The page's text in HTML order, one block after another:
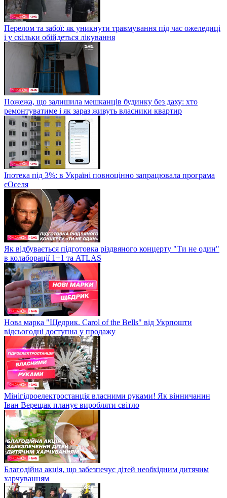
Перелом та забої: як уникнути травмування під час ожеледиці
і у скільки обійдеться лікування
Пожежа, що залишила мешканців будинку без даху: хто
ремонтуватиме і як зараз живуть власники квартир
Іпотека під 3%: в Україні повноцінно запрацювала програма
єОселя
Як відбувається підготовка різдвяного концерту "Ти не один"
в колаборації 1+1 та ATLAS
Нова марка "Щедрик. Carol of the Bells" від Укрпошти
відсьогодні доступна у продажу
Мінігідроелектростанція власними руками! Як вінничанин
Іван Верещак планує виробляти світло
Благодійна акція, що забезпечує дітей необхідним дитячим
харчуванням